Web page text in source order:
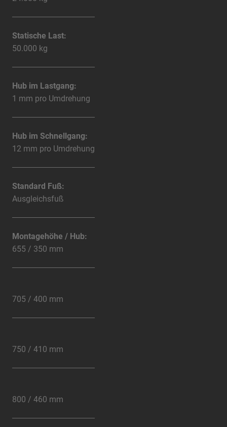
Statische Last:
50.000 kg
Hub im Lastgang:
1 mm pro Umdrehung
Hub im Schnellgang:
12 mm pro Umdrehung
Standard Fuß:
Ausgleichsfuß
Montagehöhe / Hub:
655 / 350 mm
705 / 400 mm
750 / 410 mm
800 / 460 mm